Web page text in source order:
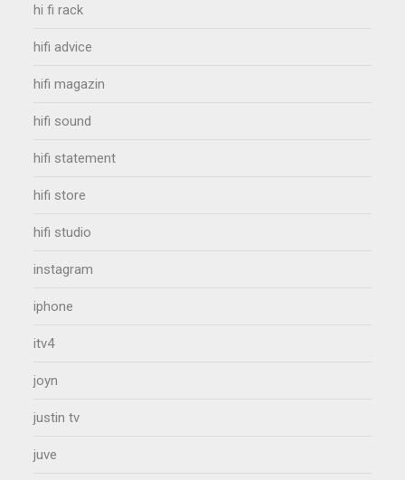
hi fi rack
hifi advice
hifi magazin
hifi sound
hifi statement
hifi store
hifi studio
instagram
iphone
itv4
joyn
justin tv
juve